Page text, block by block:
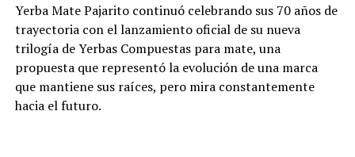
Yerba Mate Pajarito continuó celebrando sus 70 años de
trayectoria con el lanzamiento oficial de su nueva
trilogía de Yerbas Compuestas para mate, una
propuesta que representó la evolución de una marca
que mantiene sus raíces, pero mira constantemente
hacia el futuro.